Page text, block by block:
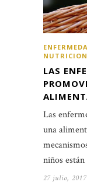
LAS
Las
una
niños
27 julio, 2017